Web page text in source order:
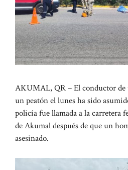
AKUMAL, QR – El conductor de
un peatón el lunes ha sido
policía fue llamada a la carretera
de Akumal después de que un
asesinado.